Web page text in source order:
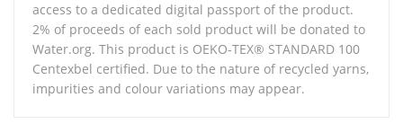
access to a dedicated digital passport of the product.
2% of proceeds of each sold product will be donated to
Water.org. This product is OEKO-TEX® STANDARD 100
Centexbel certified. Due to the nature of recycled yarns,
impurities and colour variations may appear.